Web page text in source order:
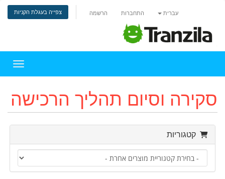
עברית התחברות הרשמה צפייה בעגלת הקניות
סקירה וסיום תהליך הרכישה
קטגוריות